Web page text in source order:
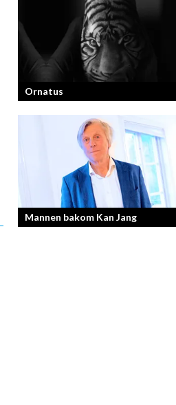
Bilfantast, influencer och en av
mest framgångsrika företagare.
Ornatus
En av svergies mest talangfyllda
om hans historia och resa!
Mannen bakom Kan Jang